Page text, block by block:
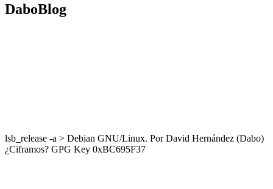
DaboBlog
lsb_release -a > Debian GNU/Linux. Por David Hernández (Dabo)
¿Ciframos? GPG Key 0xBC695F37